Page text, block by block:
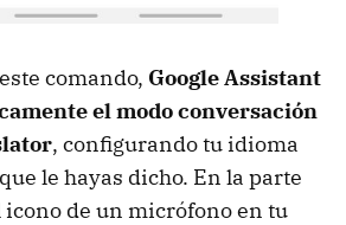
comando, Google Assistant
el modo conversación
, configurando tu idioma
le hayas dicho. En la parte
icono de un micrófono en tu